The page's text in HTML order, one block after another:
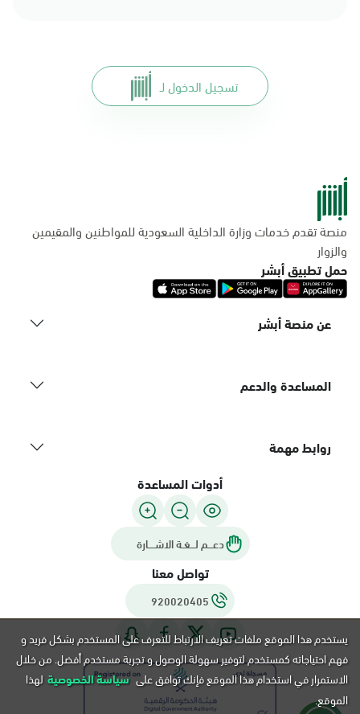
تسجيل الدخول لـ
منصة تقدم خدمات وزارة الداخلية السعودية للمواطنين والمقيمين
والزوار
حمل تطبيق أبشر
عن منصة أبشر
المساعدة والدعم
روابط مهمة
أدوات المساعدة
دعـــم لـــغـة الاشــــارة
تواصل معنا
920020405
يستخدم هذا الموقع ملفات تعريف الارتباط للتعرف على المستخدم بشكل فريد و
فهم احتياجاته كمستخدم لتوفير سهولة الوصول و تجربة مستخدم أفضل. من خلال
الاستمرار في استخدام هذا الموقع فإنك توافق على سياسة الخصوصية لهذا
الموقع.